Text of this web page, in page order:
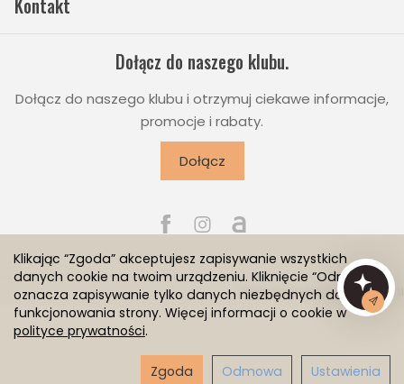
Kontakt
Dołącz do naszego klubu.
Dołącz do naszego klubu i otrzymuj ciekawe informacje,
promocje i rabaty.
Dołącz
Sklep internetowy SOTESHOP AI
Klikając “Zgoda” akceptujesz zapisywanie wszystkich
danych cookie na twoim urządzeniu. Kliknięcie “Odmowa”
oznacza zapisywanie tylko danych niezbędnych do
funkcjonowania strony. Więcej informacji o cookie w
polityce prywatności.
Ustawienia
Odmowa
Zgoda